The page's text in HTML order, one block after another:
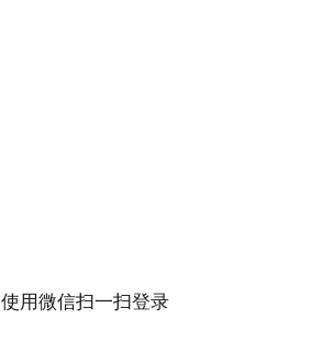
使用微信扫一扫登录